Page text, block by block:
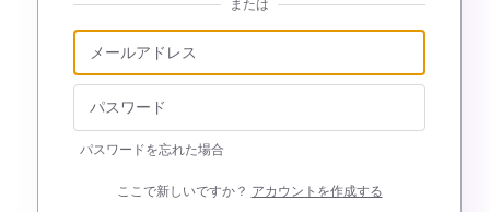
または
パスワードを忘れた場合
ここで新しいですか？ アカウントを作成する